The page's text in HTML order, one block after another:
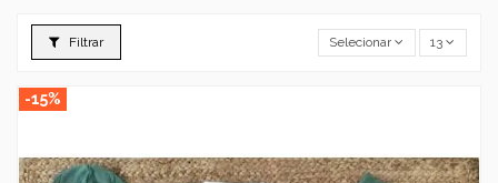
Filtrar Selecionar 13
-15%